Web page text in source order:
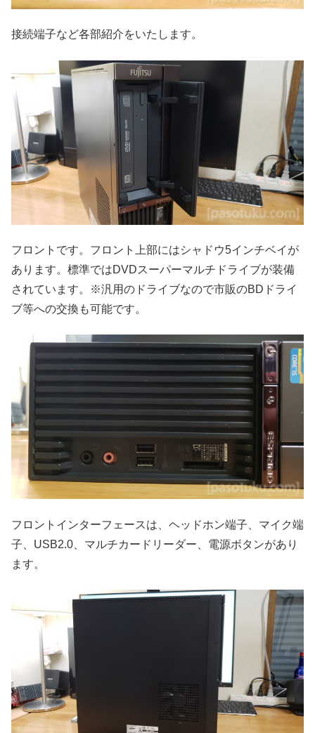
接続端子など各部紹介をいたします。
フロントです。フロント上部にはシャドウ5インチベイが
あります。標準ではDVDスーパーマルチドライブが装備
されています。※汎用のドライブなので市販のBDドライ
ブ等への交換も可能です。
フロントインターフェースは、ヘッドホン端子、マイク端
子、USB2.0、マルチカードリーダー、電源ボタンがあり
ます。